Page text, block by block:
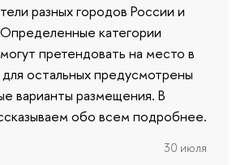
разных городов России и
категории
претендовать на место в
остальных предусмотрены
варианты размещения. В
обо всем подробнее.
30 июля